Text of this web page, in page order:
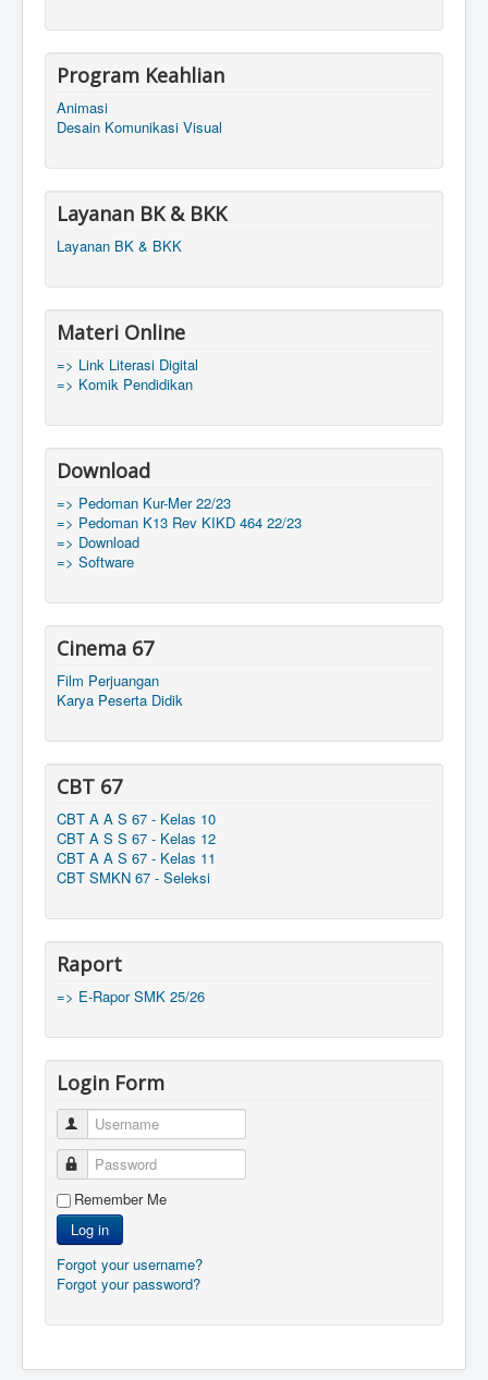
Program Keahlian
Animasi
Desain Komunikasi Visual
Layanan BK & BKK
Layanan BK & BKK
Materi Online
=> Link Literasi Digital
=> Komik Pendidikan
Download
=> Pedoman Kur-Mer 22/23
=> Pedoman K13 Rev KIKD 464 22/23
=> Download
=> Software
Cinema 67
Film Perjuangan
Karya Peserta Didik
CBT 67
CBT A A S 67 - Kelas 10
CBT A S S 67 - Kelas 12
CBT A A S 67 - Kelas 11
CBT SMKN 67 - Seleksi
Raport
=> E-Rapor SMK 25/26
Login Form
Username
Password
Remember Me
Log in
Forgot your username?
Forgot your password?